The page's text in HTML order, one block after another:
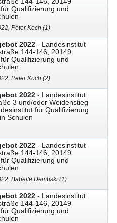
Qualifizierung und
Peter Koch (1)
2022 - Landesinstitut
144-146, 20149
Qualifizierung und
Peter Koch (2)
2022 - Landesinstitut
3 und/oder Weidenstieg
für Qualifizierung
Schulen
2022 - Landesinstitut
144-146, 20149
Qualifizierung und
Babette Dembski (1)
2022 - Landesinstitut
144-146, 20149
Qualifizierung und